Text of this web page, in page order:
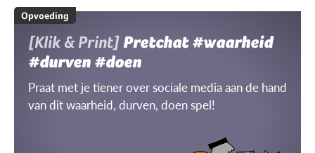
Opvoeding
[Klik & Print] Pretchat #waarheid
#durven #doen
Praat met je tiener over sociale media aan de hand
van dit waarheid, durven, doen spel!